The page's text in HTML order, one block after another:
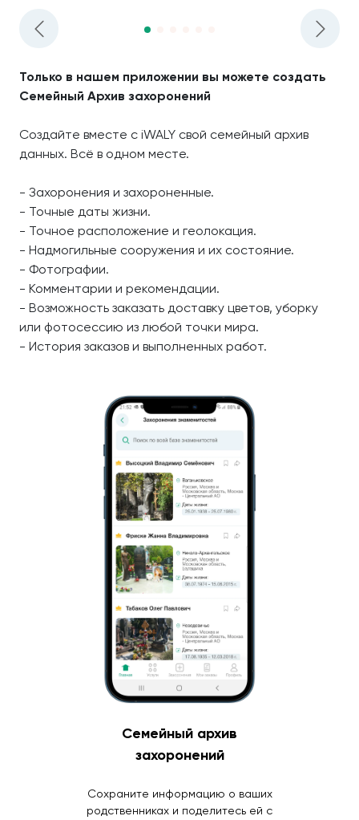
Только в нашем приложении вы можете создать
Семейный Архив захоронений
Создайте вместе с iWALY свой семейный архив
данных. Всё в одном месте.
- Захоронения и захороненные.
- Точные даты жизни.
- Точное расположение и геолокация.
- Надмогильные сооружения и их состояние.
- Фотографии.
- Комментарии и рекомендации.
- Возможность заказать доставку цветов, уборку
или фотосессию из любой точки мира.
- История заказов и выполненных работ.
Семейный архив
захоронений
Сохраните информацию о ваших
родственниках и поделитесь ей с